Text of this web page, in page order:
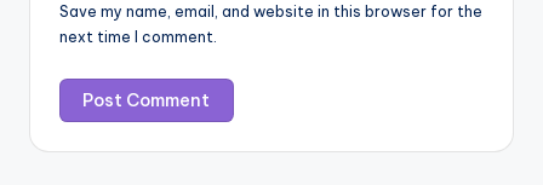
Save my name, email, and website in this browser for the
next time I comment.